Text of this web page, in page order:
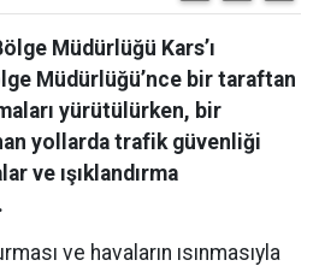
Müdürlüğü Kars’ı
Müdürlüğü’nce bir taraftan
yürütülürken, bir
yollarda trafik güvenliği
ve ışıklandırma
ve havaların ısınmasıyla